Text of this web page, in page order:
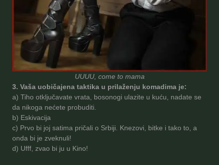
UUUU, come to mama
3. Vaša uobičajena taktika u prilaženju komadima je:
a) Tiho otključavate vrata, bosonogi ulazite u kuću, nadate se
da nikoga nećete probuditi.
b) Eskivacija
c) Prvo bi joj satima pričali o Srbiji. Knezovi, bitke i tako to, a
onda bi je zveknuli!
d) Ufff, zvao bi ju u Kino!